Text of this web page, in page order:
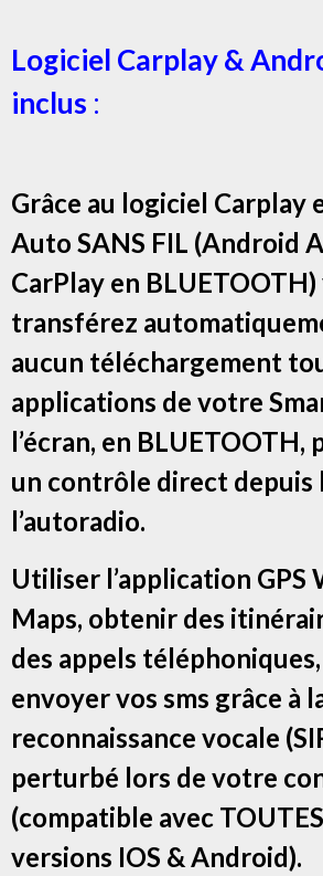
Logiciel Carplay &
inclus :
Grâce au logiciel Carplay
Auto SANS FIL (Android
CarPlay en BLUETOOTH)
transférez
aucun téléchargement
applications de votre
l’écran, en BLUETOOTH,
un contrôle direct depuis
l’autoradio.
Utiliser l’application GPS
Maps, obtenir des
des appels
envoyer vos sms grâce à
reconnaissance vocale
perturbé lors de votre
(compatible avec
versions IOS & Android).